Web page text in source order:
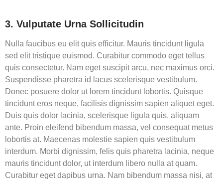
3. Vulputate Urna Sollicitudin
Nulla faucibus eu elit quis efficitur. Mauris tincidunt ligula
sed elit tristique euismod. Curabitur commodo eget tellus
quis consectetur. Nam eget suscipit arcu, nec maximus orci.
Suspendisse pharetra id lacus scelerisque vestibulum.
Donec posuere dolor ut lorem tincidunt lobortis. Quisque
tincidunt eros neque, facilisis dignissim sapien aliquet eget.
Duis quis dolor lacinia, scelerisque ligula quis, aliquam
ante. Proin eleifend bibendum massa, vel consequat metus
lobortis at. Maecenas molestie sapien quis vestibulum
interdum. Morbi dignissim, felis quis pharetra lacinia, neque
mauris tincidunt dolor, ut interdum libero nulla at quam.
Curabitur eget dapibus urna. Nam bibendum massa nisi, at